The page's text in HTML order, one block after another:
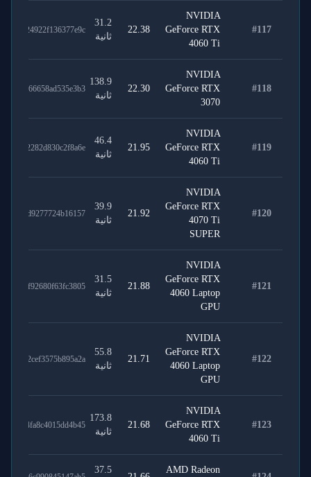
#117
NVIDIA
GeForce RTX
4060 Ti
22.38
31.2
ثانية
69e7024922f136377e9c
#118
NVIDIA
GeForce RTX
3070
22.30
138.9
ثانية
d1e7e166658ad535e3b3
#119
NVIDIA
GeForce RTX
4060 Ti
21.95
46.4
ثانية
b8dad2282d830c2f8a6e
#120
NVIDIA
GeForce RTX
4070 Ti
SUPER
21.92
39.9
ثانية
359353d9277724b16157
#121
NVIDIA
GeForce RTX
4060 Laptop
GPU
21.88
31.5
ثانية
38290f92680f63fc3805
#122
NVIDIA
GeForce RTX
4060 Laptop
GPU
21.71
55.8
ثانية
af9d72cef3575b895a2a
#123
NVIDIA
GeForce RTX
4060 Ti
21.68
173.8
ثانية
9153c4fa8c4015dd4b45
AMD Radeon
37.5